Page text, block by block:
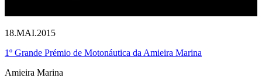
18.MAI.2015
1º Grande Prémio de Motonáutica da Amieira Marina
Amieira Marina